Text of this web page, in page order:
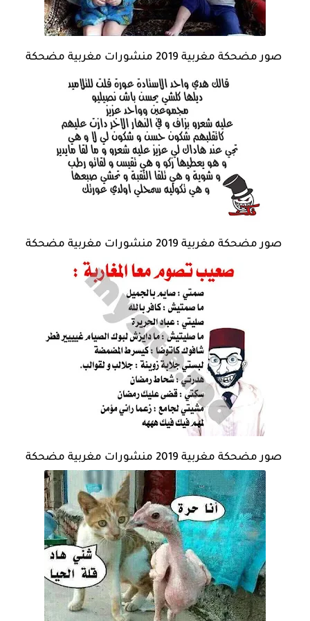
صور مضحكة مغربية 2019 منشورات مغربية مضحكة
صور مضحكة مغربية 2019 منشورات مغربية مضحكة
صور مضحكة مغربية 2019 منشورات مغربية مضحكة